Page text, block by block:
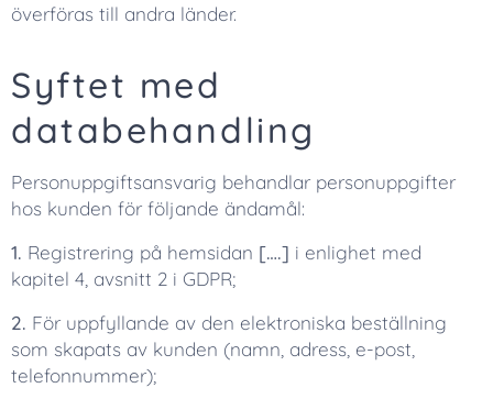
överföras till andra länder.
Syftet med
databehandling
Personuppgiftsansvarig behandlar personuppgifter
hos kunden för följande ändamål:
1. Registrering på hemsidan [….] i enlighet med
kapitel 4, avsnitt 2 i GDPR;
2. För uppfyllande av den elektroniska beställning
som skapats av kunden (namn, adress, e-post,
telefonnummer);